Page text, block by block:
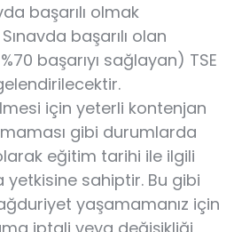
başarılı olmak
başarılı olan
başarıyı sağlayan) TSE
için yeterli kontenjan
gibi durumlarda
eğitim tarihi ile ilgili
sahiptir. Bu gibi
yaşamamanız için